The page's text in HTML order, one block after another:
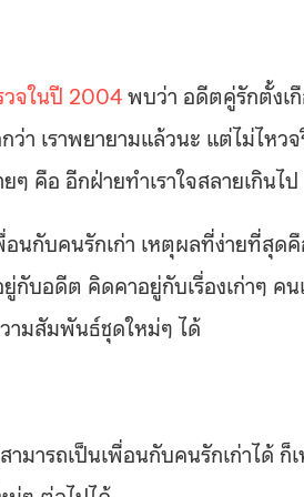
วจในปี 2004พบว่า อดีตคู่รักตั้งเ
า เราพยายามแล้วนะ แต่ไม่ไหว
ๆ คือ อีกฝ่ายทำเราใจสลายเกินไป
นกับคนรักเก่า เหตุผลที่ง่ายที่สุดคื
ยู่กับอดีต คิดคาอยู่กับเรื่องเก่าๆ
วามสัมพันธ์ชุดใหม่ๆ ได้
มารถเป็นเพื่อนกับคนรักเก่าได้